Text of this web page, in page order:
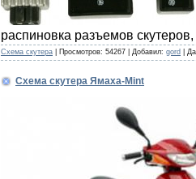
распиновка разъемов
Cхема скутера Просмотров: 54267 Добавил: gord
Схема скутера Ямаха-Mint